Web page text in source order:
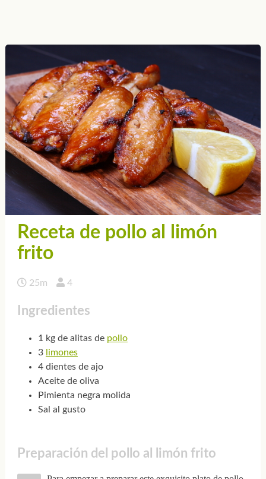
Receta de pollo al limón
frito
25m 4
Ingredientes
1 kg de alitas de pollo
3 limones
4 dientes de ajo
Aceite de oliva
Pimienta negra molida
Sal al gusto
Preparación del pollo al limón frito